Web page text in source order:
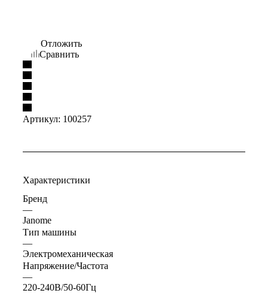
Отложить
Сравнить
Артикул: 100257
Характеристики
Бренд
—
Janome
Тип машины
—
Электромеханическая
Напряжение/Частота
—
220-240В/50-60Гц